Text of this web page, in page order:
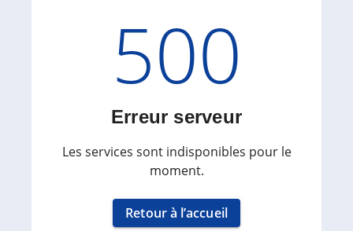
Code
500
Erreur serveur
Les services sont indisponibles pour le
moment.
Retour à l’accueil